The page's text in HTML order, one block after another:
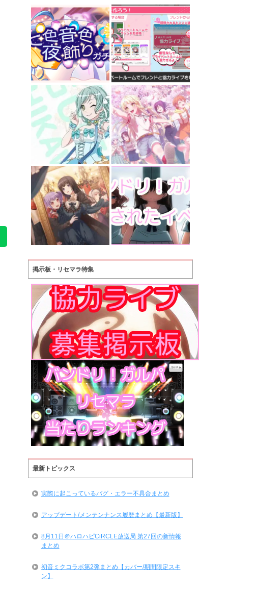
掲示板・リセマラ特集
最新トピックス
実際に起こっているバグ・エラー不具合まとめ
アップデート/メンテンナンス履歴まとめ【最新版】
8月11日＠ハロハピCiRCLE放送局 第27回の新情報
まとめ
初音ミクコラボ第2弾まとめ【カバー/期間限定スキ
ン】